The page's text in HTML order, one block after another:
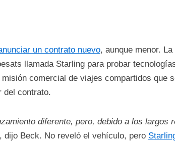
un contrato nuevo, aunque menor.
llamada Starling para probar
comercial de viajes compartidos que
del contrato.
diferente, pero, debido a los largos
dijo Beck. No reveló el vehículo, pero